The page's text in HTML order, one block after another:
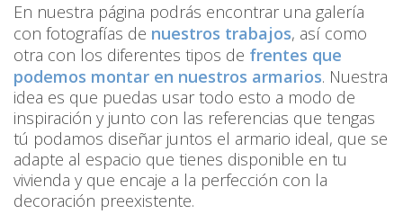
En nuestra página podrás encontrar una galería
con fotografías de nuestros trabajos, así como
otra con los diferentes tipos de frentes que
podemos montar en nuestros armarios. Nuestra
idea es que puedas usar todo esto a modo de
inspiración y junto con las referencias que tengas
tú podamos diseñar juntos el armario ideal, que se
adapte al espacio que tienes disponible en tu
vivienda y que encaje a la perfección con la
decoración preexistente.